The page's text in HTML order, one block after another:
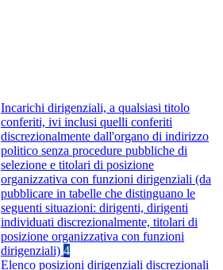
Incarichi dirigenziali, a qualsiasi titolo
conferiti, ivi inclusi quelli conferiti
discrezionalmente dall'organo di indirizzo
politico senza procedure pubbliche di
selezione e titolari di posizione
organizzativa con funzioni dirigenziali (da
pubblicare in tabelle che distinguano le
seguenti situazioni: dirigenti, dirigenti
individuati discrezionalmente, titolari di
posizione organizzativa con funzioni
dirigenziali) 4
Elenco posizioni dirigenziali discrezionali